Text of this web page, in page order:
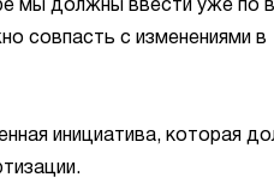
мы должны ввести уже по
совпасть с изменениями в
инициатива, которая